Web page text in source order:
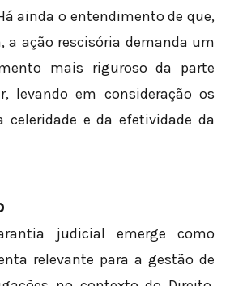
ainda o entendimento de que,
a ação rescisória demanda um
mais riguroso da parte
levando em consideração os
celeridade e da efetividade da
judicial emerge como
relevante para a gestão de